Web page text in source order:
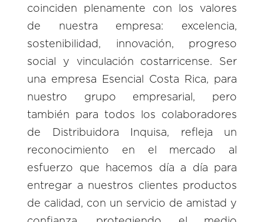
coinciden plenamente con los valores
de nuestra empresa: excelencia,
sostenibilidad, innovación, progreso
social y vinculación costarricense. Ser
una empresa Esencial Costa Rica, para
nuestro grupo empresarial, pero
también para todos los colaboradores
de Distribuidora Inquisa, refleja un
reconocimiento en el mercado al
esfuerzo que hacemos día a día para
entregar a nuestros clientes productos
de calidad, con un servicio de amistad y